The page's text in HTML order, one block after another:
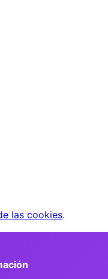
las cookies.